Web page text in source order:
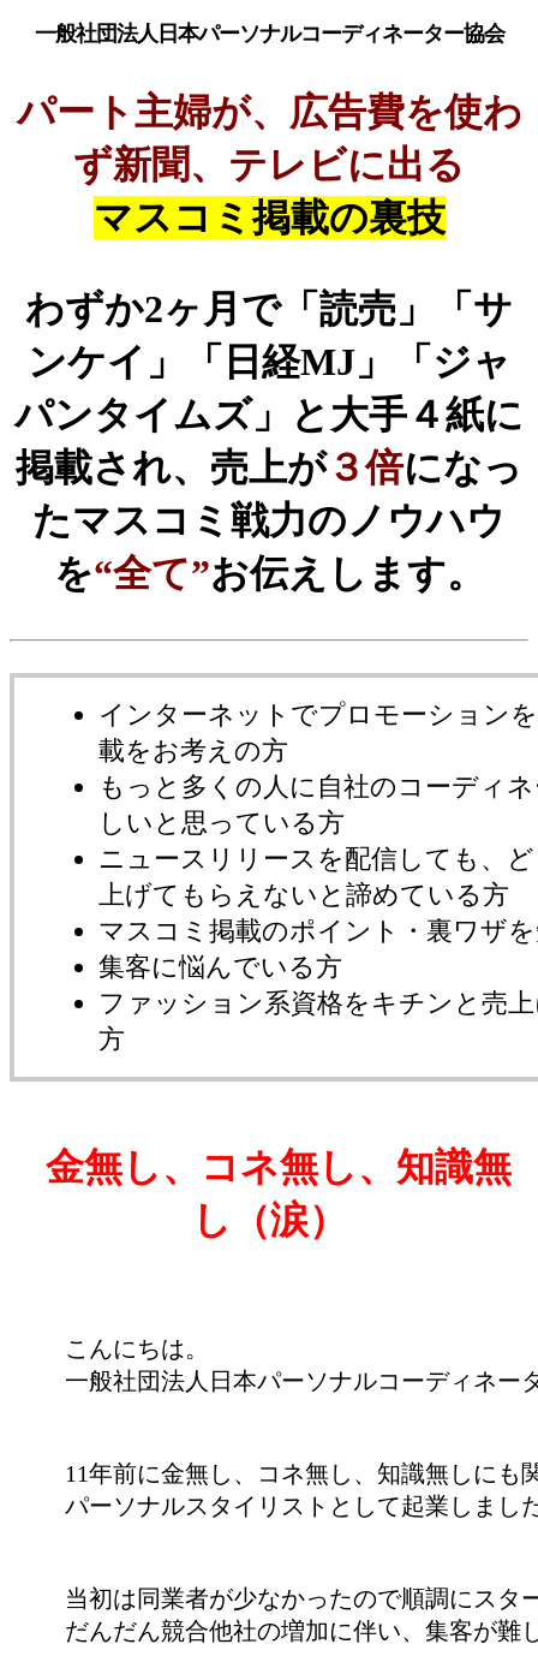
一般社団法人日本パーソナルコーディネーター協会
パート主婦が、広告費を使わ
ず新聞、テレビに出る
マスコミ掲載の裏技
わずか2ヶ月で「読売」「サ
ンケイ」「日経MJ」「ジャ
パンタイムズ」と大手４紙に
掲載され、売上が３倍になっ
たマスコミ戦力のノウハウ
を“全て”お伝えします。
インターネットでプロモーション
載をお考えの方
もっと多くの人に自社のコーディ
しいと思っている方
ニュースリリースを配信しても、
上げてもらえないと諦めている方
マスコミ掲載のポイント・裏ワザ
集客に悩んでいる方
ファッション系資格をキチンと売
方
金無し、コネ無し、知識無
し（涙）
こんにちは。
一般社団法人日本パーソナルコーディネー
11年前に金無し、コネ無し、知識無しにも
パーソナルスタイリストとして起業しまし
当初は同業者が少なかったので順調にスタ
だんだん競合他社の増加に伴い、集客が難